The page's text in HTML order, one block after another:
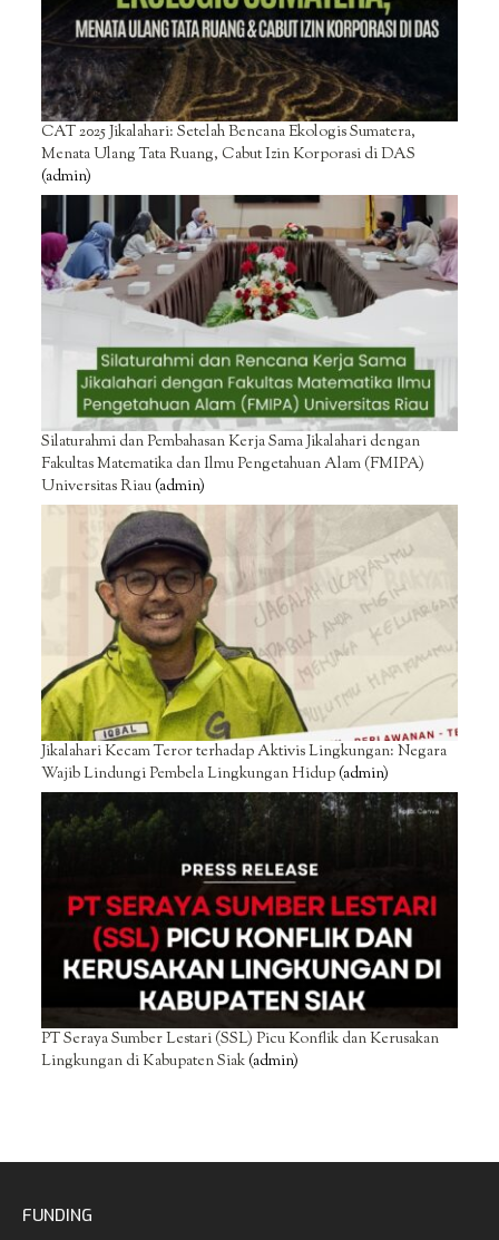
CAT 2025 Jikalahari: Setelah Bencana Ekologis Sumatera,
Menata Ulang Tata Ruang, Cabut Izin Korporasi di DAS
(admin)
Silaturahmi dan Pembahasan Kerja Sama Jikalahari dengan
Fakultas Matematika dan Ilmu Pengetahuan Alam (FMIPA)
Universitas Riau(admin)
Jikalahari Kecam Teror terhadap Aktivis Lingkungan: Negara
Wajib Lindungi Pembela Lingkungan Hidup(admin)
PT Seraya Sumber Lestari (SSL) Picu Konflik dan Kerusakan
Lingkungan di Kabupaten Siak(admin)
FUNDING